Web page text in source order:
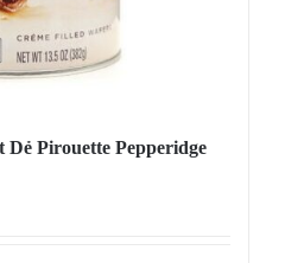
Dẻ Pirouette Pepperidge